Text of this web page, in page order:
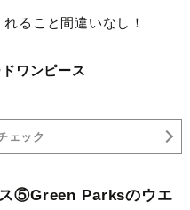
ること間違いなし！
ワンピース
ェック
⑤Green Parksのウエ